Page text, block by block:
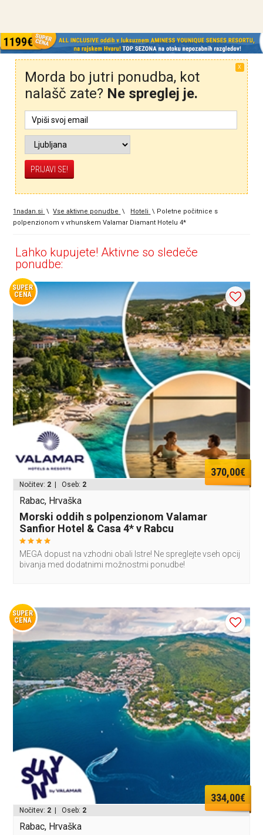
X
Morda bo jutri ponudba, kot
nalašč zate? Ne spreglej je.
1nadan.si \Vse aktivne ponudbe \ Hoteli \ Poletne počitnice s
polpenzionom v vrhunskem Valamar Diamant Hotelu 4*
Lahko kupujete! Aktivne so sledeče
ponudbe:
SUPER
CENA
370,00€
Nočitev: 2 | Oseb: 2
Rabac, Hrvaška
Morski oddih s polpenzionom Valamar
Sanfior Hotel & Casa 4* v Rabcu
MEGA dopust na vzhodni obali Istre! Ne spreglejte vseh opcij
bivanja med dodatnimi možnostmi ponudbe!
SUPER
CENA
334,00€
Nočitev: 2 | Oseb: 2
Rabac, Hrvaška